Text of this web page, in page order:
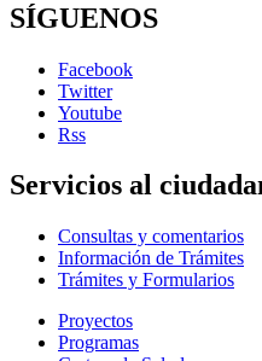
SÍGUENOS
Facebook
Twitter
Youtube
Rss
Servicios al
Consultas y comentarios
Información de Trámites
Trámites y Formularios
Proyectos
Programas